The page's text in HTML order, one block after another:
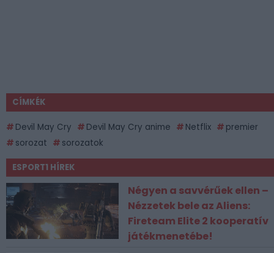
CÍMKÉK
Devil May Cry Devil May Cry anime Netflix
premier
sorozat
sorozatok
ESPORT1 HÍREK
Négyen a savvérűek ellen –
Nézzetek bele az Aliens:
Fireteam Elite 2 kooperatív
játékmenetébe!